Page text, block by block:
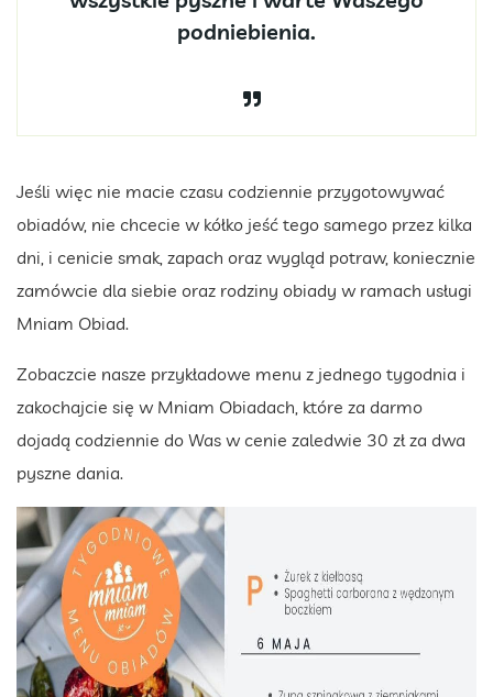
podniebienia.
Jeśli więc nie macie czasu codziennie przygotowywać
obiadów, nie chcecie w kółko jeść tego samego przez kilka
dni, i cenicie smak, zapach oraz wygląd potraw, koniecznie
zamówcie dla siebie oraz rodziny obiady w ramach usługi
Mniam Obiad.
Zobaczcie nasze przykładowe menu z jednego tygodnia i
zakochajcie się w Mniam Obiadach, które za darmo
dojadą codziennie do Was w cenie zaledwie 30 zł za dwa
pyszne dania.